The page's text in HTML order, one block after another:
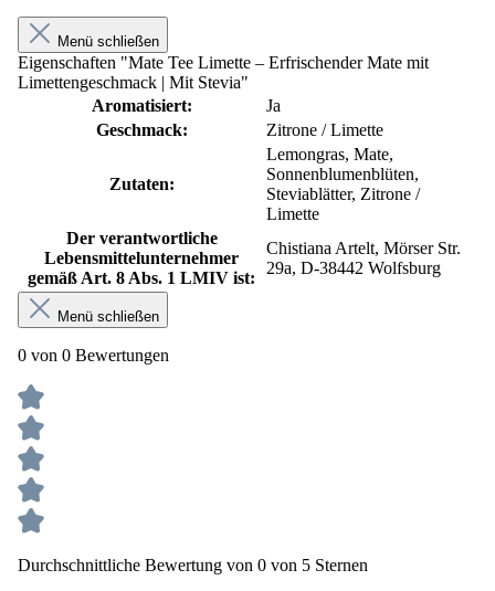
Menü schließen
Eigenschaften "Mate Tee Limette – Erfrischender Mate mit
Limettengeschmack | Mit Stevia"
Aromatisiert:
Ja
Geschmack:
Zitrone / Limette
Zutaten:
Lemongras, Mate,
Sonnenblumenblüten,
Steviablätter, Zitrone /
Limette
Der verantwortliche
Lebensmittelunternehmer
gemäß Art. 8 Abs. 1 LMIV ist:
Chistiana Artelt, Mörser Str.
29a, D-38442 Wolfsburg
Menü schließen
0 von 0 Bewertungen
Durchschnittliche Bewertung von 0 von 5 Sternen